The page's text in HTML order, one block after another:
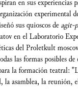
en sus
experimental
sus quioscos de agit-
en el Laboratorio
del Proletkult
las formas posibles
la formación teatral:
la asamblea, la reunión,